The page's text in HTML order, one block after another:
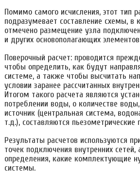
Помимо самого исчисления, этот тип
подразумевает составление схемы, в
отмечено размещение узла
и других основополагающих
Поверочный расчет: проводится
чтобы определить, как будут
системе, а также чтобы высчитать
условии заранее рассчитанных
Итогом такого расчета являются
потреблении воды, о количестве
источник (центральная система,
т.д.), составляются пьезометрические
Результаты расчетов используются
точек подключения внутренних
определения, какие комплектующие
системы.